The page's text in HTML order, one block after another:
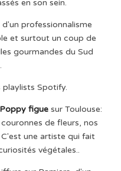
en son sein.
professionnalisme
et surtout un coup de
gourmandes du Sud
playlists Spotify.
Poppy figue sur Toulouse:
de fleurs, nos
une artiste qui fait
végétales..